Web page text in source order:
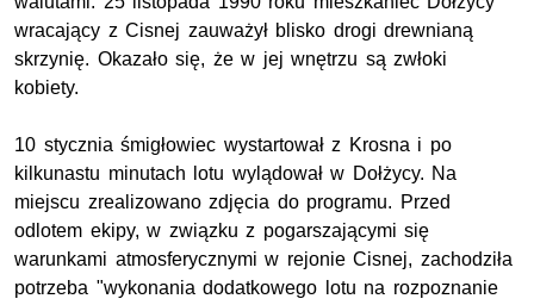
wracający z Cisnej zauważył blisko drogi drewnianą
skrzynię. Okazało się, że w jej wnętrzu są zwłoki
kobiety.
10 stycznia śmigłowiec wystartował z Krosna i po
kilkunastu minutach lotu wylądował w Dołżycy. Na
miejscu zrealizowano zdjęcia do programu. Przed
odlotem ekipy, w związku z pogarszającymi się
warunkami atmosferycznymi w rejonie Cisnej, zachodziła
potrzeba "wykonania dodatkowego lotu na rozpoznanie